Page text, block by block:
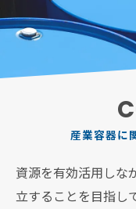
産業容器に
資源を有効活用しな
立することを目指し